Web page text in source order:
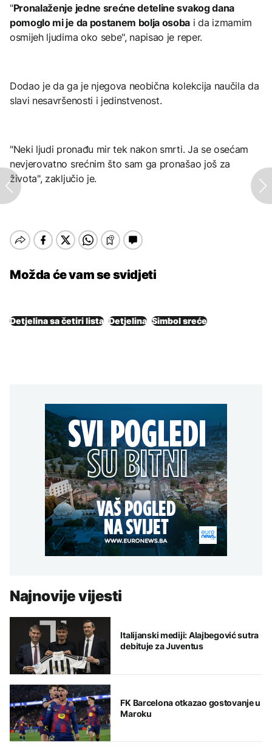
"Pronalaženje jedne srećne deteline svakog dana
pomoglo mi je da postanem bolja osoba i da izmamim
osmijeh ljudima oko sebe", napisao je reper.
Dodao je da ga je njegova neobična kolekcija naučila da
slavi nesavršenosti i jedinstvenost.
"Neki ljudi pronađu mir tek nakon smrti. Ja se osećam
nevjerovatno srećnim što sam ga pronašao još za
života", zaključio je.
Možda će vam se svidjeti
Detjelina sa četiri lista Detjelina Simbol sreće
Najnovije vijesti
Italijanski mediji: Alajbegović sutra
debituje za Juventus
FK Barcelona otkazao gostovanje u
Maroku